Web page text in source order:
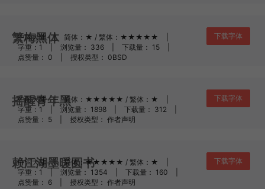
繁梅黑体
中国大陆 | 简体：★ / 繁体：★★★★★
字重：1
| 浏览量： 336 下载量： 15
点赞量： 0
授权类型： 0BSD
下载字体
摇醒青年黑
中国大陆 | 简体：★★★★★ / 繁体：★
字重：1
| 浏览量： 1898 下载量： 312
点赞量： 5
授权类型： 作者声明
下载字体
赖江湖墨暖圆书
中国大陆 | 简体：★★★★★ / 繁体：★
字重：1
浏览量： 1354 下载量： 160
点赞量： 6
授权类型： 作者声明
下载字体